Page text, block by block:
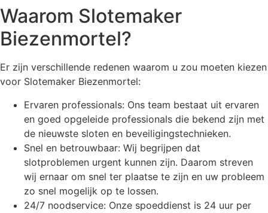
Waarom Slotemaker
Biezenmortel?
Er zijn verschillende redenen waarom u zou moeten kiezen
voor Slotemaker Biezenmortel:
Ervaren professionals: Ons team bestaat uit ervaren
en goed opgeleide professionals die bekend zijn met
de nieuwste sloten en beveiligingstechnieken.
Snel en betrouwbaar: Wij begrijpen dat
slotproblemen urgent kunnen zijn. Daarom streven
wij ernaar om snel ter plaatse te zijn en uw probleem
zo snel mogelijk op te lossen.
24/7 noodservice: Onze spoeddienst is 24 uur per